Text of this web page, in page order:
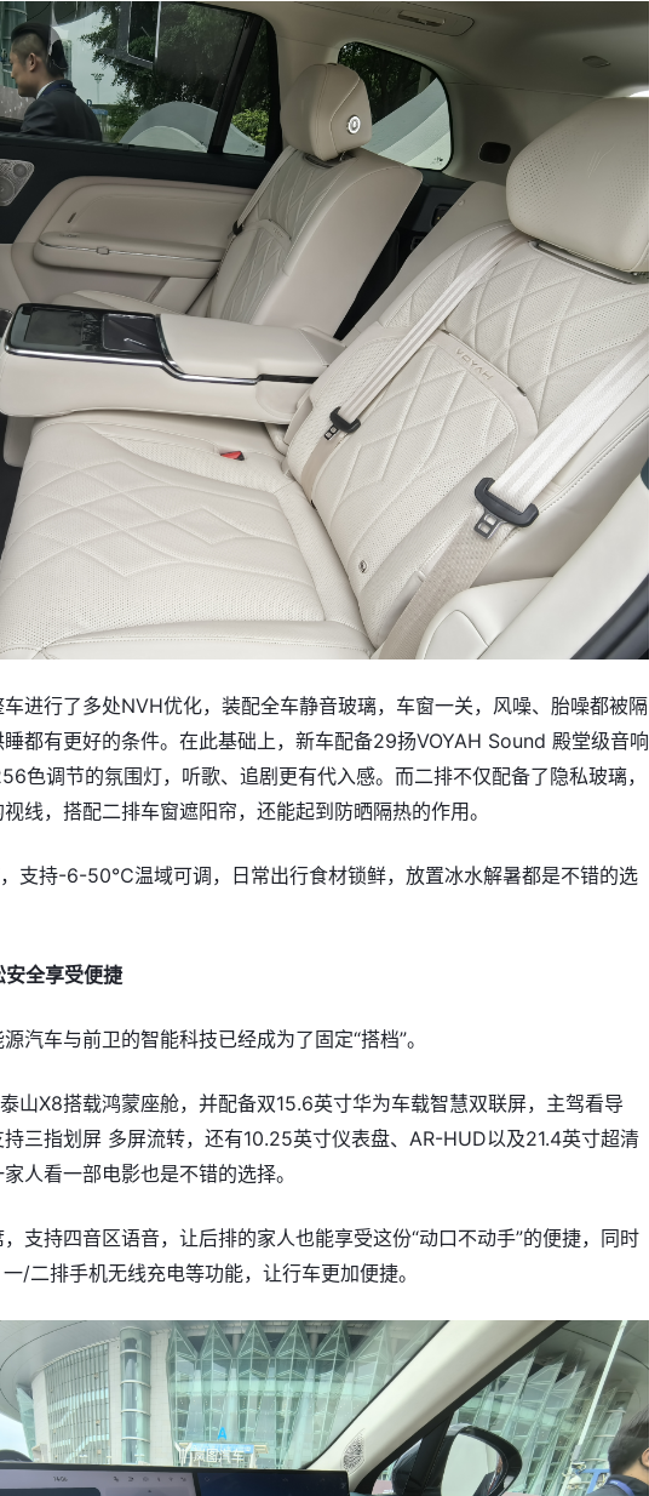
进行了多处NVH优化，装配全车静音玻璃，车窗一关，风噪、胎噪都被隔
都有更好的条件。在此基础上，新车配备29扬VOYAH Sound 殿堂级音响
色调节的氛围灯，听歌、追剧更有代入感。而二排不仅配备了隐私玻璃，
线，搭配二排车窗遮阳帘，还能起到防晒隔热的作用。
，支持-6-50℃温域可调，日常出行食材锁鲜，放置冰水解暑都是不错的选
全享受便捷
汽车与前卫的智能科技已经成为了固定“搭档”。
山X8搭载鸿蒙座舱，并配备双15.6英寸华为车载智慧双联屏，主驾看导
三指划屏 多屏流转，还有10.25英寸仪表盘、AR-HUD以及21.4英寸超清
人看一部电影也是不错的选择。
支持四音区语音，让后排的家人也能享受这份“动口不动手”的便捷，同时
/二排手机无线充电等功能，让行车更加便捷。